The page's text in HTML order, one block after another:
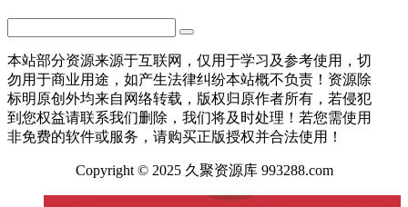
本站部分资源来源于互联网，仅用于学习及参考使用，切
勿用于商业用途，如产生法律纠纷本站概不负责！资源除
标明原创外均来自网络转载，版权归原作者所有，若侵犯
到您权益请联系我们删除，我们将及时处理！若您需使用
非免费的软件或服务，请购买正版授权并合法使用！
Copyright © 2025 久聚资源库 993288.com